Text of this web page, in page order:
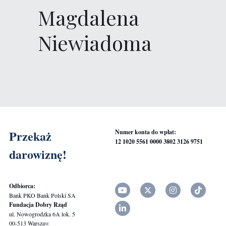
Magdalena
Niewiadoma
Przekaż
darowiznę!
Numer konta do wpłat:
12 1020 5561 0000 3802 3126 9751
Odbiorca:
Bank PKO Bank Polski SA
Fundacja Dobry Rząd
ul. Nowogrodzka 6A lok. 5
00-513 Warszaw